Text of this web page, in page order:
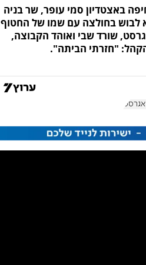
באצטדיון סמי עופר, שר בניה
לבוש בחולצה עם שמו של החטוף
שורד שבי ואוהד הקבוצה,
"חזרתי הביתה".